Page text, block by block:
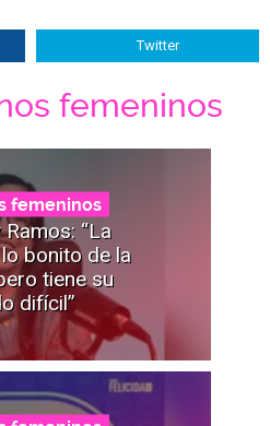
Twitter
femeninos
femeninos
“La
bonito de la
tiene su
difícil”